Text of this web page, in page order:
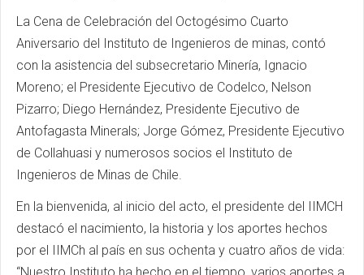
La Cena de Celebración del Octogésimo Cuarto
Aniversario del Instituto de Ingenieros de minas, contó
con la asistencia del subsecretario Minería, Ignacio
Moreno; el Presidente Ejecutivo de Codelco, Nelson
Pizarro; Diego Hernández, Presidente Ejecutivo de
Antofagasta Minerals; Jorge Gómez, Presidente Ejecutivo
de Collahuasi y numerosos socios el Instituto de
Ingenieros de Minas de Chile.
En la bienvenida, al inicio del acto, el presidente del IIMCH
destacó el nacimiento, la historia y los aportes hechos
por el IIMCh al país en sus ochenta y cuatro años de vida:
“Nuestro Instituto ha hecho en el tiempo, varios aportes a